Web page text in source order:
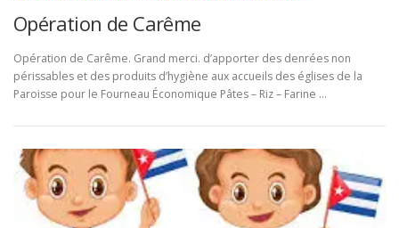
Opération de Carême
Opération de Carême. Grand merci. d’apporter des denrées non
périssables et des produits d’hygiène aux accueils des églises de la
Paroisse pour le Fourneau Économique Pâtes – Riz – Farine …